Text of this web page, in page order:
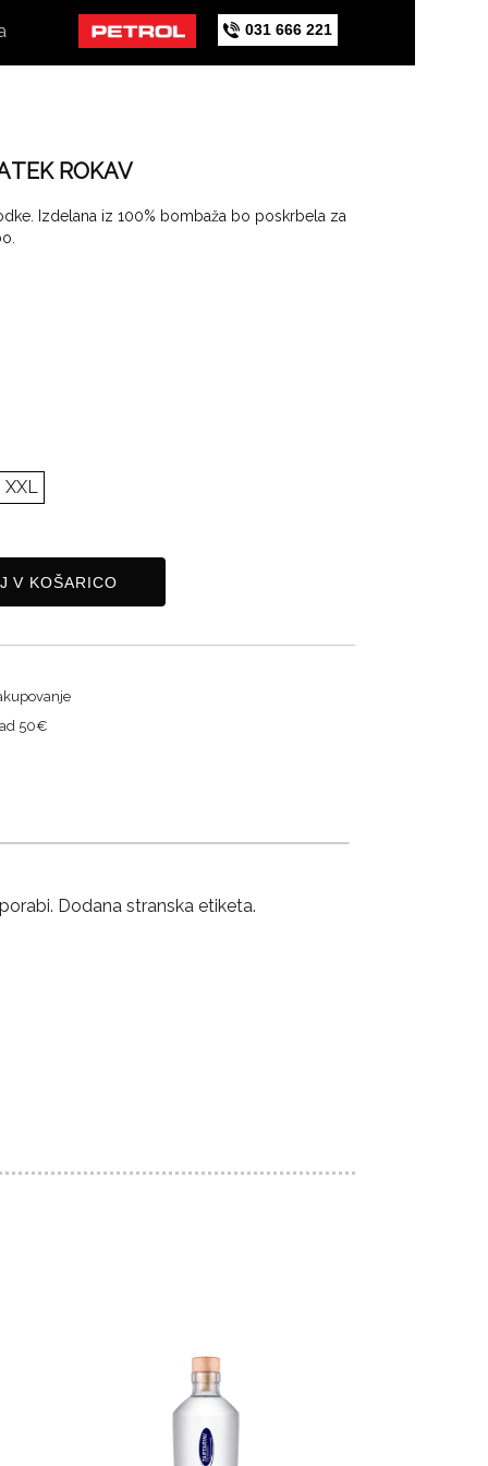
031 666 221
ROKAV
Izdelana iz 100% bombaža bo poskrbela za
XXL
V KOŠARICO
50€
Dodana stranska etiketa.